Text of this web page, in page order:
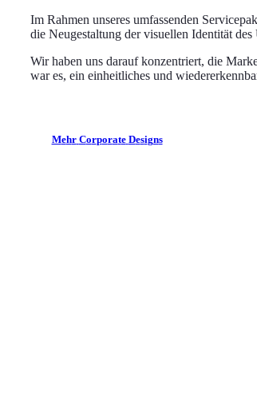
Im Rahmen unseres umfassenden
die Neugestaltung der visuellen Identität
Wir haben uns darauf konzentriert, die
war es, ein einheitliches und
Mehr Corporate Designs